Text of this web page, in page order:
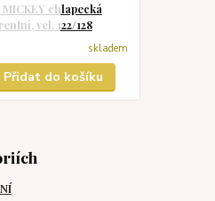
chlapecká
vel. 122/128
skladem
Přidat do košíku